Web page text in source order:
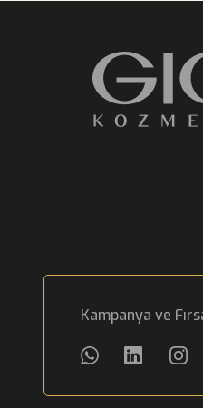
Kampanya ve